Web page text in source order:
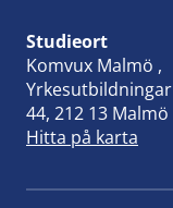
Studieort
Komvux Malmö ,
44, 212 13 Malmö
Hitta på karta